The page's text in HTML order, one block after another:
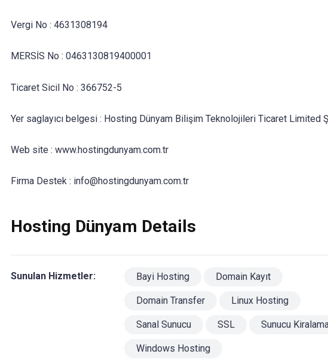
Vergi No : 4631308194
MERSİS No : 0463130819400001
Ticaret Sicil No : 366752-5
Yer saglayıcı belgesi : Hosting Dünyam Bilişim Teknolojileri Ticaret Limited
Web site : www.hostingdunyam.com.tr
Firma Destek : info@hostingdunyam.com.tr
Hosting Dünyam Details
Sunulan Hizmetler: Bayi Hosting Domain Kayıt
Domain Transfer Linux Hosting
Sanal Sunucu SSL Sunucu
Windows Hosting